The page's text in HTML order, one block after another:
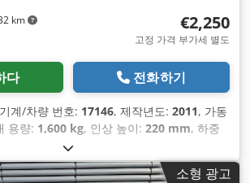
km €2,250
고정 가격 부가세 별도
다 전화하기
계/차량 번호: 17146, 제작년도: 2011, 가동
용량: 1,600 kg, 인상 높이: 220 mm, 하중
전기, 마스트 유형:
전압:24 V, 포크 길이:1,150 mm, 총중량:
소형 광고